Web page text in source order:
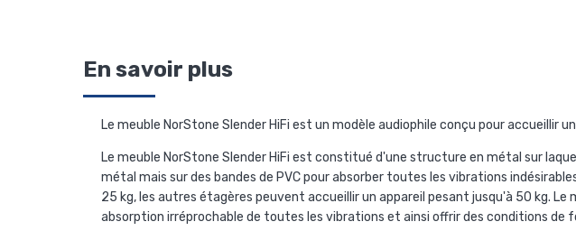
En savoir plus
Le meuble NorStone Slender HiFi est un modèle audiophile conçu pour accueillir
Le meuble NorStone Slender HiFi est constitué d'une structure en métal sur
métal mais sur des bandes de PVC pour absorber toutes les vibrations
25 kg, les autres étagères peuvent accueillir un appareil pesant jusqu'à 50 kg.
absorption irréprochable de toutes les vibrations et ainsi offrir des conditions